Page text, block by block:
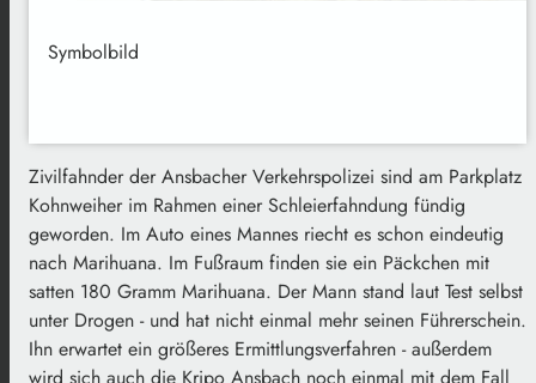
Symbolbild
Zivilfahnder der Ansbacher Verkehrspolizei sind am Parkplatz
Kohnweiher im Rahmen einer Schleierfahndung fündig
geworden. Im Auto eines Mannes riecht es schon eindeutig
nach Marihuana. Im Fußraum finden sie ein Päckchen mit
satten 180 Gramm Marihuana. Der Mann stand laut Test selbst
unter Drogen - und hat nicht einmal mehr seinen Führerschein.
Ihn erwartet ein größeres Ermittlungsverfahren - außerdem
wird sich auch die Kripo Ansbach noch einmal mit dem Fall